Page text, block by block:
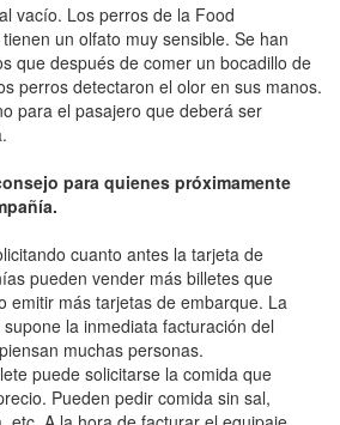
vacío. Los perros de la Food
un olfato muy sensible. Se han
que después de comer un bocadillo de
perros detectaron el olor en sus manos.
para el pasajero que deberá ser
para quienes próximamente
cuanto antes la tarjeta de
pueden vender más billetes que
emitir más tarjetas de embarque. La
la inmediata facturación del
muchas personas.
puede solicitarse la comida que
Pueden pedir comida sin sal,